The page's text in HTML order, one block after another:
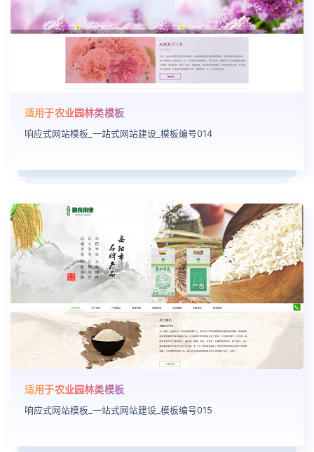
适用于农业园林类模板
响应式网站模板_一站式网站建设_模板编号014
适用于农业园林类模板
响应式网站模板_一站式网站建设_模板编号015